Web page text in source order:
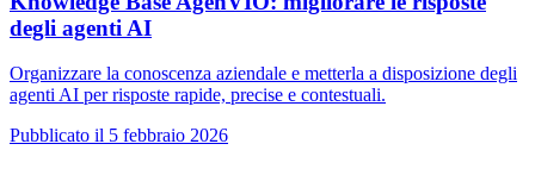
degli agenti AI
Organizzare la conoscenza aziendale e metterla a disposizione degli
agenti AI per risposte rapide, precise e contestuali.
Pubblicato il 5 febbraio 2026